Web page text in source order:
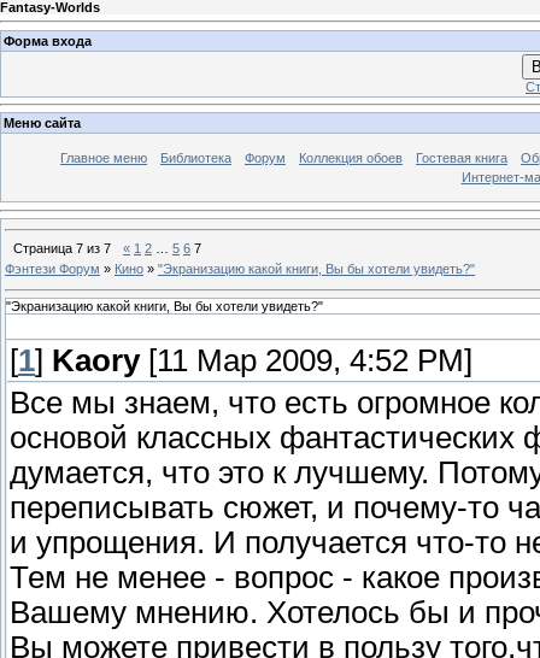
Fantasy-Worlds
Форма входа
Меню сайта
Главное меню Библиотека Форум Коллекция обоев Гостевая книга
Интернет-
Страница 7 из 7 « 1 2 5 6 7
Фэнтези Форум » Кино » "Экранизацию какой книги, Вы бы хотели увидеть?"
"Экранизацию какой книги, Вы бы хотели увидеть?"
[1] Kaory[11 Мар 2009, 4:52 PM]
Все мы знаем, что есть огромное
основой классных
думается, что это к лучшему.
переписывать сюжет, и почему-то
и упрощения. И получается что-то
Тем не менее - вопрос - какое
Вашему мнению. Хотелось бы и
Вы можете привести в пользу